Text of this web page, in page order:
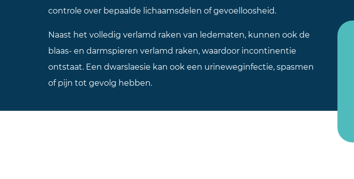
controle over bepaalde lichaamsdelen of gevoelloosheid.
Naast het volledig verlamd raken van ledematen, kunnen ook de
blaas- en darmspieren verlamd raken, waardoor incontinentie
ontstaat. Een dwarslaesie kan ook een urineweginfectie, spasmen
of pijn tot gevolg hebben.